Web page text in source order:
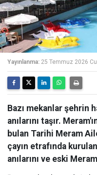
Yayınlanma: 25 Temmuz 2026
Bazı mekanlar şehrin
anılarını taşır.
bulan Tarihi Meram
çayın etrafında
anılarını ve eski